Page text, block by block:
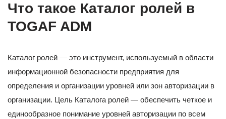
Что такое Каталог ролей в
TOGAF ADM
Каталог ролей — это инструмент, используемый в области
информационной безопасности предприятия для
определения и организации уровней или зон авторизации в
организации. Цель Каталога ролей — обеспечить четкое и
единообразное понимание уровней авторизации по всем